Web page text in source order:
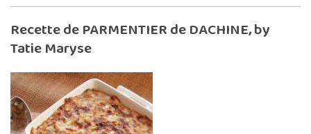
Recette de PARMENTIER de DACHINE, by
Tatie Maryse